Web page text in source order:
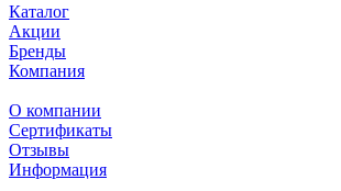
Каталог
Акции
Бренды
Компания
О компании
Сертификаты
Отзывы
Информация